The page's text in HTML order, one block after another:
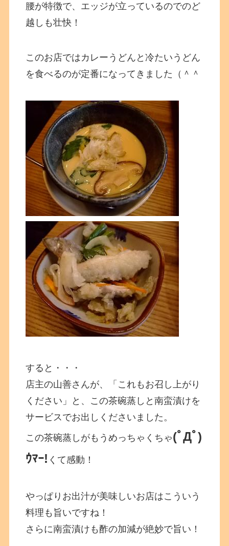
腰が特徴で、エッジが立っているのでのど
越しも壮快！
このお店ではカレーうどんと冷たいうどん
を食べるのが定番になってきました（＾＾
すると・・・
店主の山善さんが、「これもお召し上がり
ください」と、この茶碗蒸しと南蛮漬けを
サービスでお出しくださいました。
この茶碗蒸しがもうめっちゃくちゃ(ﾟДﾟ)
ｳﾏｰ! くて感動！
やっぱりお出汁が美味しいお店はこういう
料理も旨いですね！
さらに南蛮漬けも酢の加減が絶妙で旨い！